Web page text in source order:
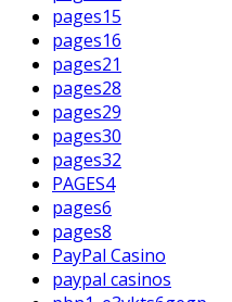
pages15
pages16
pages21
pages28
pages29
pages30
pages32
PAGES4
pages6
pages8
PayPal Casino
paypal casinos